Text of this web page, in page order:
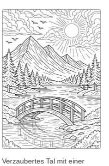
Verzaubertes Tal mit einer